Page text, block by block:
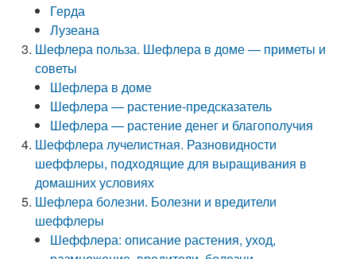
Герда
Лузеана
Шефлера польза. Шефлера в доме — приметы и
советы
Шефлера в доме
Шефлера — растение-предсказатель
Шефлера — растение денег и благополучия
Шеффлера лучелистная. Разновидности
шеффлеры, подходящие для выращивания в
домашних условиях
Шефлера болезни. Болезни и вредители
шеффлеры
Шеффлера: описание растения, уход,